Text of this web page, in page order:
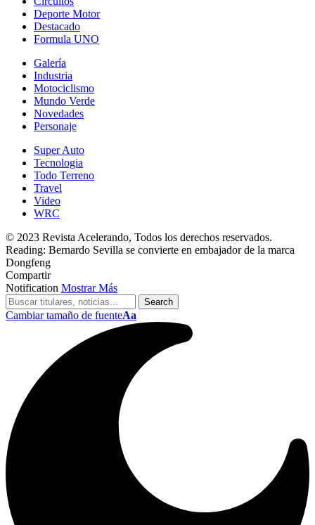
Deporte Motor
Destacado
Formula UNO
Galería
Industria
Motociclismo
Mundo Verde
Novedades
Personaje
Super Auto
Tecnologia
Todo Terreno
Travel
Video
WRC
© 2023 Revista Acelerando, Todos los derechos reservados.
Reading: Bernardo Sevilla se convierte en embajador de la marca
Dongfeng
Compartir
Notification Mostrar Más
Cambiar tamaño de fuenteAa